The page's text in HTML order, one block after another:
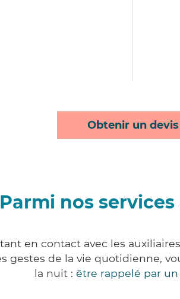
Obtenir un devis
Parmi nos
en contact avec les
gestes de la vie quotidienne,
la nuit : être rappelé par